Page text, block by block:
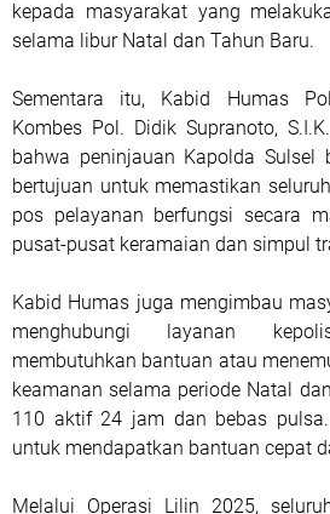
kepada masyarakat yang
selama libur Natal dan Tahun Baru.
Sementara itu, Kabid Humas
Kombes Pol. Didik Supranoto,
bahwa peninjauan Kapolda Sulsel
bertujuan untuk memastikan
pos pelayanan berfungsi secara
pusat-pusat keramaian dan simpul
Kabid Humas juga mengimbau
menghubungi layanan
membutuhkan bantuan atau
keamanan selama periode Natal
110 aktif 24 jam dan bebas
untuk mendapatkan bantuan cepat
Melalui Operasi Lilin 2025,